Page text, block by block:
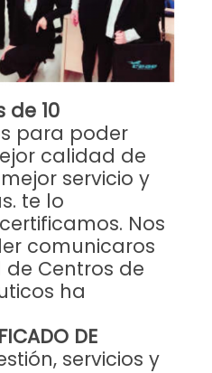
de 10
para poder
calidad de
servicio y
te lo
Nos
comunicaros
de Centros de
ha
DE
servicios y